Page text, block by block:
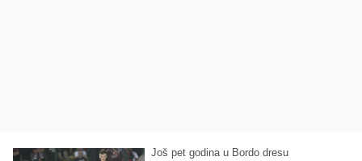
Još pet godina u Bordo dresu